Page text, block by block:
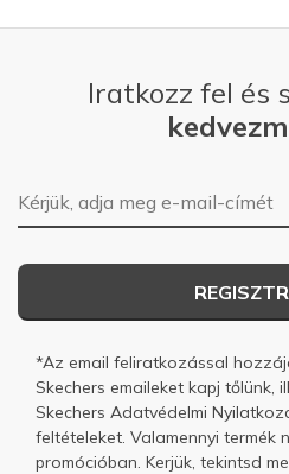
Iratkozz fel és
E-mail-cím
*Az email feliratkozással
Skechers emaileket kapj tőlünk,
Skechers Adatvédelmi
feltételeket. Valamennyi termék
promócióban. Kerjük, tekintsd